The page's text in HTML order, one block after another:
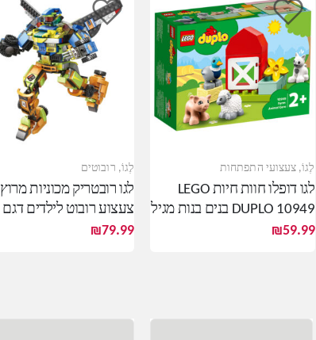
לֶגוֹ, צעצועי התפתחות
לגו דופלו חוות חיות LEGO
DUPLO 10949 בנים בנות מגיל
שנתיים ומעלה
₪59.99
לֶגוֹ, רובוטים
לגו רובטריק מכוניות מרוץ
אבני לגו להרכבה
₪79.99